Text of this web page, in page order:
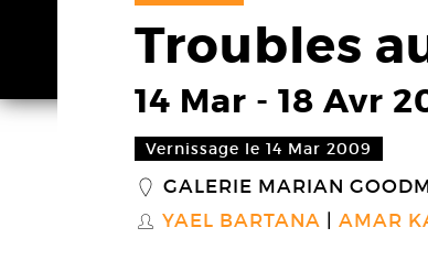
Troubles
14 Mar - 18 Avr
Vernissage le 14 Mar 2009
_ GALERIE MARIAN
S YAEL BARTANA AMAR